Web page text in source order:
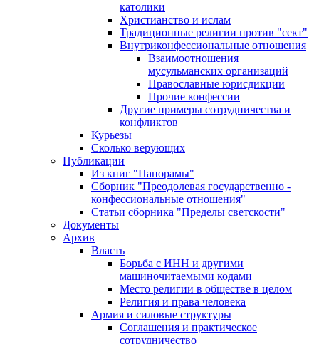
католики
Христианство и ислам
Традиционные религии против "сект"
Внутриконфессиональные отношения
Взаимоотношения
мусульманских организаций
Православные юрисдикции
Прочие конфессии
Другие примеры сотрудничества и
конфликтов
Курьезы
Сколько верующих
Публикации
Из книг "Панорамы"
Сборник "Преодолевая государственно -
конфессиональные отношения"
Статьи сборника "Пределы светскости"
Документы
Архив
Власть
Борьба с ИНН и другими
машиночитаемыми кодами
Место религии в обществе в целом
Религия и права человека
Армия и силовые структуры
Соглашения и практическое
сотрудничество